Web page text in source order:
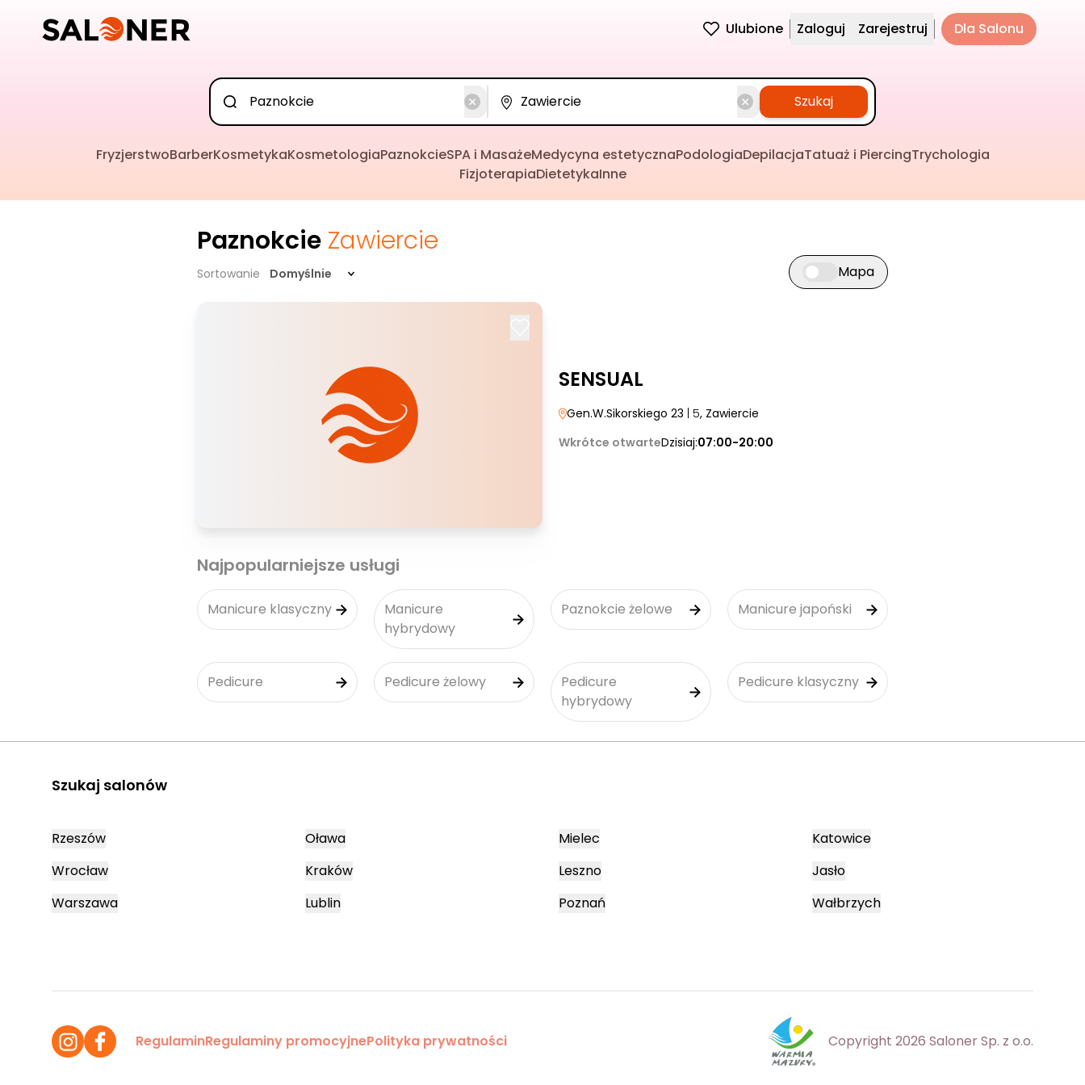
Ulubione Zaloguj Zarejestruj Dla Salonu
Szukaj
FryzjerstwoBarberKosmetykaKosmetologiaPaznokcieSPA i MasażeMedycyna estetycznaPodologiaDepilacjaTatuaż i PiercingTrychologia
FizjoterapiaDietetykaInne
Paznokcie Zawiercie
Sortowanie Domyślnie Przełącz widok mapy
Mapa
SENSUAL
Gen.W.Sikorskiego 23 | 5, Zawiercie
Wkrótce otwarteDzisiaj:07:00-20:00
Najpopularniejsze usługi
Manicure klasyczny
Manicure
hybrydowy
Paznokcie żelowe Manicure japoński
Pedicure Pedicure żelowy
Pedicure
hybrydowy
Pedicure klasyczny
Szukaj salonów
Rzeszów
Wrocław
Warszawa
Oława
Kraków
Lublin
Mielec
Leszno
Poznań
Katowice
Jasło
Wałbrzych
RegulaminRegulaminy promocyjnePolityka prywatności Copyright 2026 Saloner Sp. z o.o.